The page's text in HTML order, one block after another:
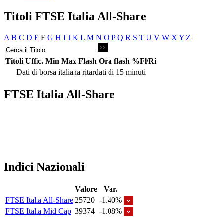
Titoli FTSE Italia All-Share
A B C D E F G H I J K L M N O P Q R S T U V W X Y Z
Titoli Uffic. Min Max Flash Ora flash %Fl/Ri
Dati di borsa italiana ritardati di 15 minuti
FTSE Italia All-Share
Indici Nazionali
Valore
Var.
FTSE Italia All-Share 25720 -1.40%
FTSE Italia Mid Cap 39374 -1.08%